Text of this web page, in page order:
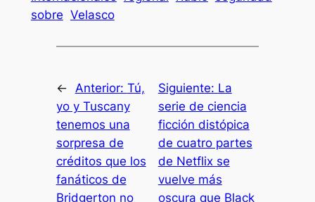
sobre Velasco
← Anterior: Tú,
yo y Tuscany
tenemos una
sorpresa de
créditos que los
fanáticos de
Bridgerton no
Siguiente: La
serie de ciencia
ficción distópica
de cuatro partes
de Netflix se
vuelve más
oscura que Black